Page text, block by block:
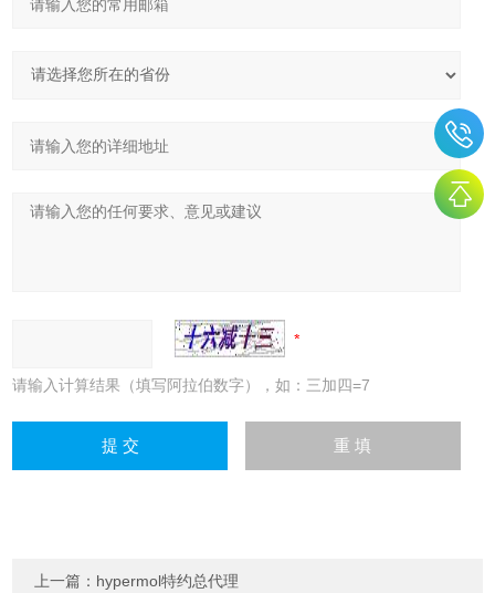
请输入计算结果（填写阿拉伯数字），如：三加四=7
上一篇： hypermol特约总代理